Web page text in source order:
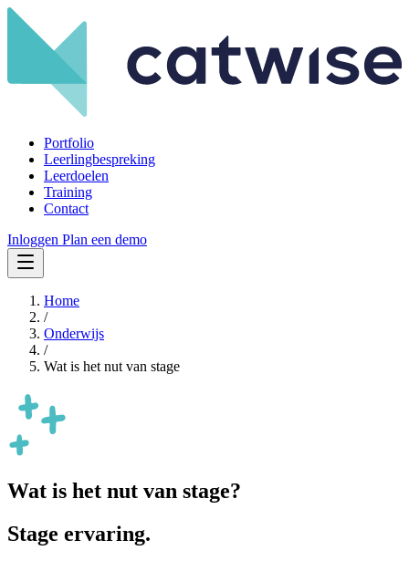
Portfolio
Leerlingbespreking
Leerdoelen
Training
Contact
Inloggen Plan een demo
Home
/
Onderwijs
/
Wat is het nut van stage
Wat is het nut van stage?
Stage ervaring.